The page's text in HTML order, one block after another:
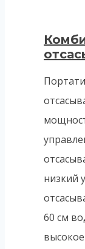
низкий
60 см